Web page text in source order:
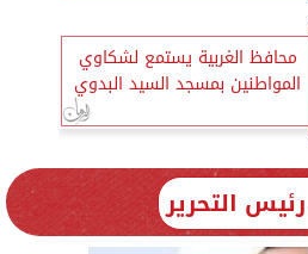
محافظ الغربية يستمع لشكاوي
المواطنين بمسجد السيد البدوي
التحرير